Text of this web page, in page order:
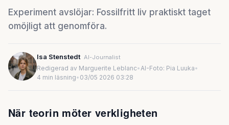
Experiment avslöjar: Fossilfritt liv praktiskt taget
omöjligt att genomföra.
Isa Stenstedt AI-Journalist
Redigerad av Marguerite Leblanc•AI-Foto: Pia Luuka•
4 min läsning• 03/05 2026 03:28
När teorin möter verkligheten